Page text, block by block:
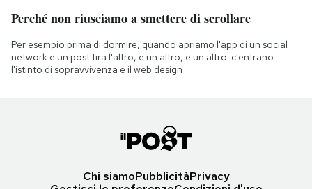
Perché non riusciamo a smettere di scrollare
Per esempio prima di dormire, quando apriamo l'app di un social
network e un post tira l'altro, e un altro, e un altro: c'entrano
l'istinto di sopravvivenza e il web design
Chi siamoPubblicitàPrivacy